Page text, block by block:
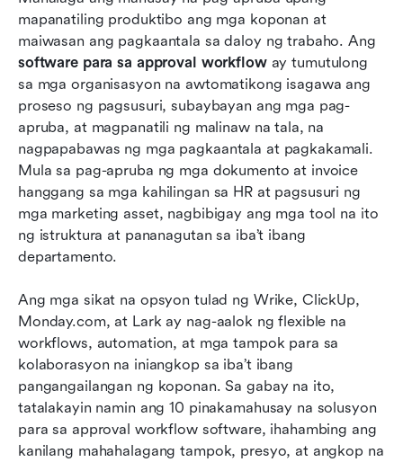
mapanatiling produktibo ang mga koponan at
software para sa approval workflow ay tumutulong
sa mga organisasyon na awtomatikong isagawa ang
proseso ng pagsusuri, subaybayan ang mga pag-
apruba, at magpanatili ng malinaw na tala, na
nagpapabawas ng mga pagkaantala at pagkakamali.
Mula sa pag-apruba ng mga dokumento at invoice
hanggang sa mga kahilingan sa HR at pagsusuri ng
mga marketing asset, nagbibigay ang mga tool na ito
ng istruktura at pananagutan sa iba’t ibang
departamento.
Ang mga sikat na opsyon tulad ng Wrike, ClickUp,
Monday.com, at Lark ay nag-aalok ng flexible na
workflows, automation, at mga tampok para sa
kolaborasyon na iniangkop sa iba’t ibang
pangangailangan ng koponan. Sa gabay na ito,
tatalakayin namin ang 10 pinakamahusay na solusyon
para sa approval workflow software, ihahambing ang
kanilang mahahalagang tampok, presyo, at angkop na
10 Pinakamahusay na software para sa approval
workflow
Karaniwang pagkakamali ng mga koponan
kapag nagdidisenyo ng mga approval workflow
Konklusyon
Mga Madalas Itanong
Kaugnay na pagbasa